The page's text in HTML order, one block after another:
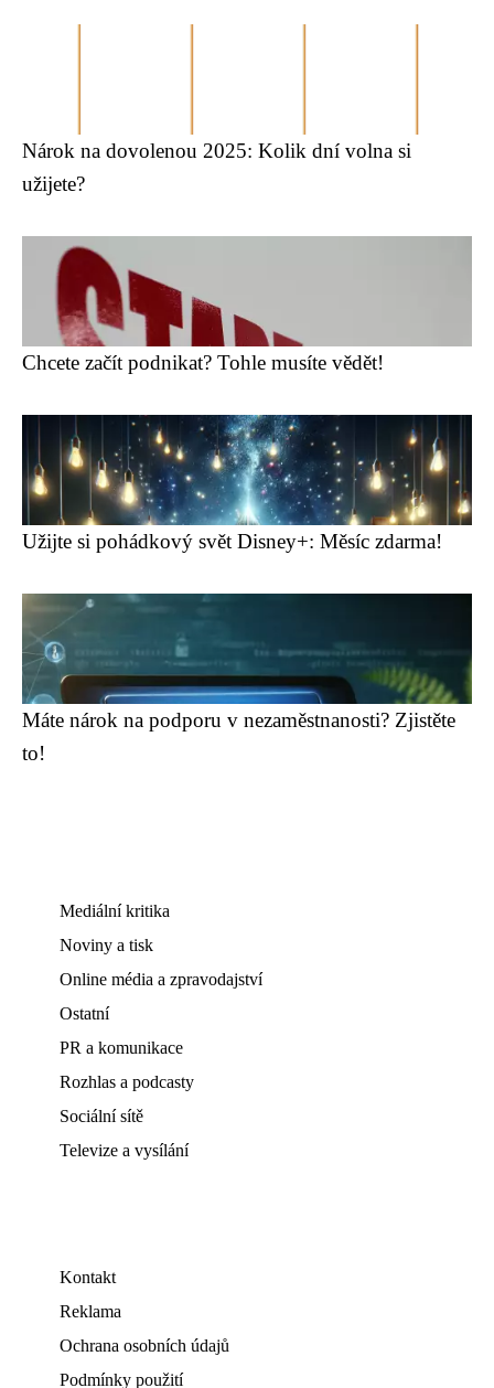
Nárok na dovolenou 2025: Kolik dní volna si
užijete?
Chcete začít podnikat? Tohle musíte vědět!
Užijte si pohádkový svět Disney+: Měsíc zdarma!
Máte nárok na podporu v nezaměstnanosti? Zjistěte
to!
Mediální kritika
Noviny a tisk
Online média a zpravodajství
Ostatní
PR a komunikace
Rozhlas a podcasty
Sociální sítě
Televize a vysílání
Kontakt
Reklama
Ochrana osobních údajů
Podmínky použití